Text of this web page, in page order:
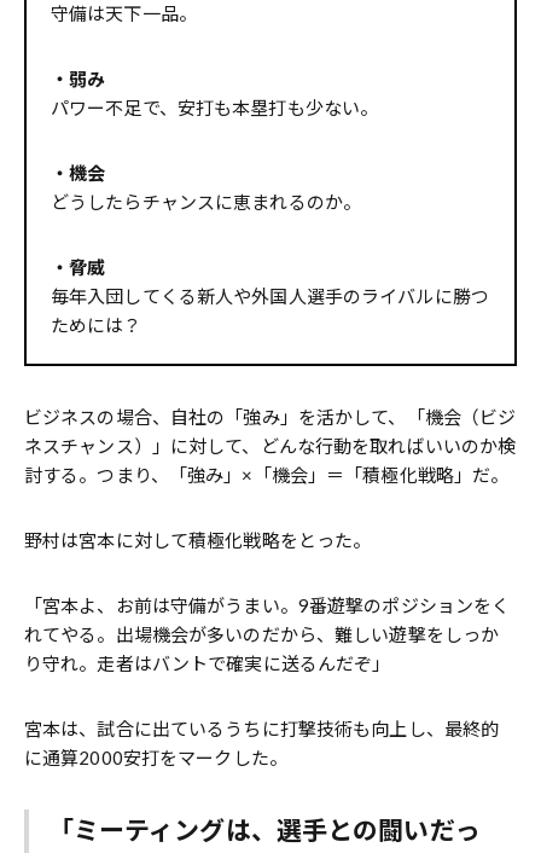
守備は天下一品。
・弱み
パワー不足で、安打も本塁打も少ない。
・機会
どうしたらチャンスに恵まれるのか。
・脅威
毎年入団してくる新人や外国人選手のライバルに勝つ
ためには？
ビジネスの場合、自社の「強み」を活かして、「機会（ビジ
ネスチャンス）」に対して、どんな行動を取ればいいのか検
討する。つまり、「強み」×「機会」＝「積極化戦略」だ。
野村は宮本に対して積極化戦略をとった。
「宮本よ、お前は守備がうまい。9番遊撃のポジションをく
れてやる。出場機会が多いのだから、難しい遊撃をしっか
り守れ。走者はバントで確実に送るんだぞ」
宮本は、試合に出ているうちに打撃技術も向上し、最終的
に通算2000安打をマークした。
「ミーティングは、選手との闘いだっ